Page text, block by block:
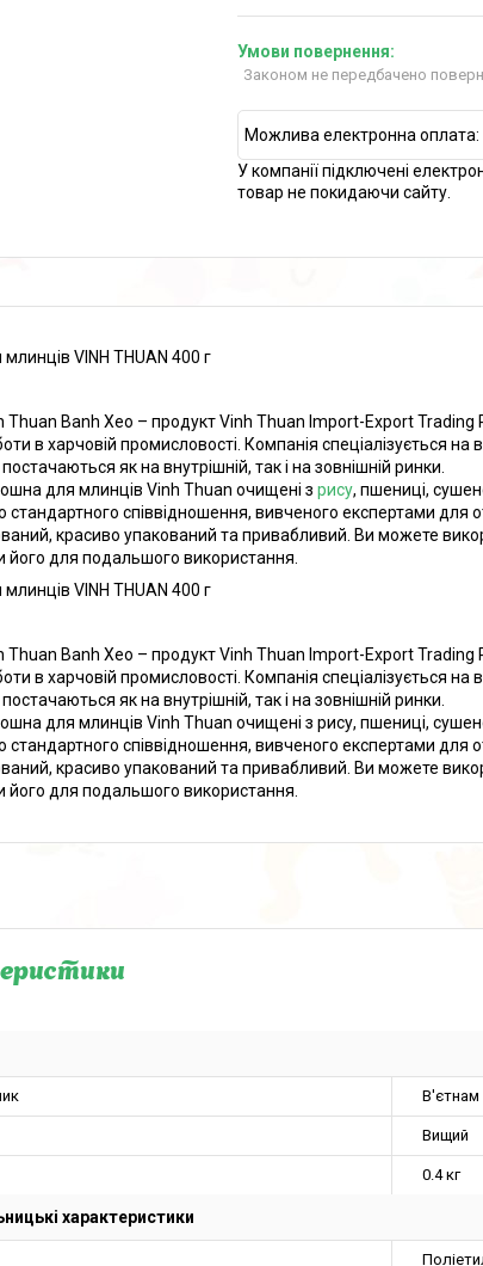
Законом не передбачено
У компанії підключені
товар не покидаючи сайту.
VINH THUAN 400 г
Banh Xeo – продукт Vinh Thuan Import-Export Trading
в харчовій промисловості. Компанія спеціалізується на
як на внутрішній, так і на зовнішній ринки.
для млинців Vinh Thuan очищені з рису, пшениці,
стандартного співвідношення, вивченого експертами
красиво упакований та привабливий. Ви можете
його для подальшого використання.
VINH THUAN 400 г
Banh Xeo – продукт Vinh Thuan Import-Export Trading
в харчовій промисловості. Компанія спеціалізується на
як на внутрішній, так і на зовнішній ринки.
для млинців Vinh Thuan очищені з рису, пшениці,
стандартного співвідношення, вивченого експертами
красиво упакований та привабливий. Ви можете
його для подальшого використання.
В'єтнам
Вищий
0.4 кг
характеристики